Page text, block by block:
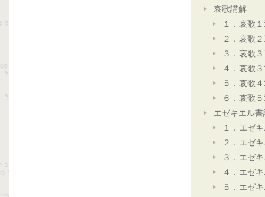
哀歌講解
１．哀歌
２．哀歌
３．哀歌
４．哀歌
５．哀歌
６．哀歌
エゼキエル書
１．エゼ
２．エゼ
３．エゼ
４．エゼ
５．エゼ